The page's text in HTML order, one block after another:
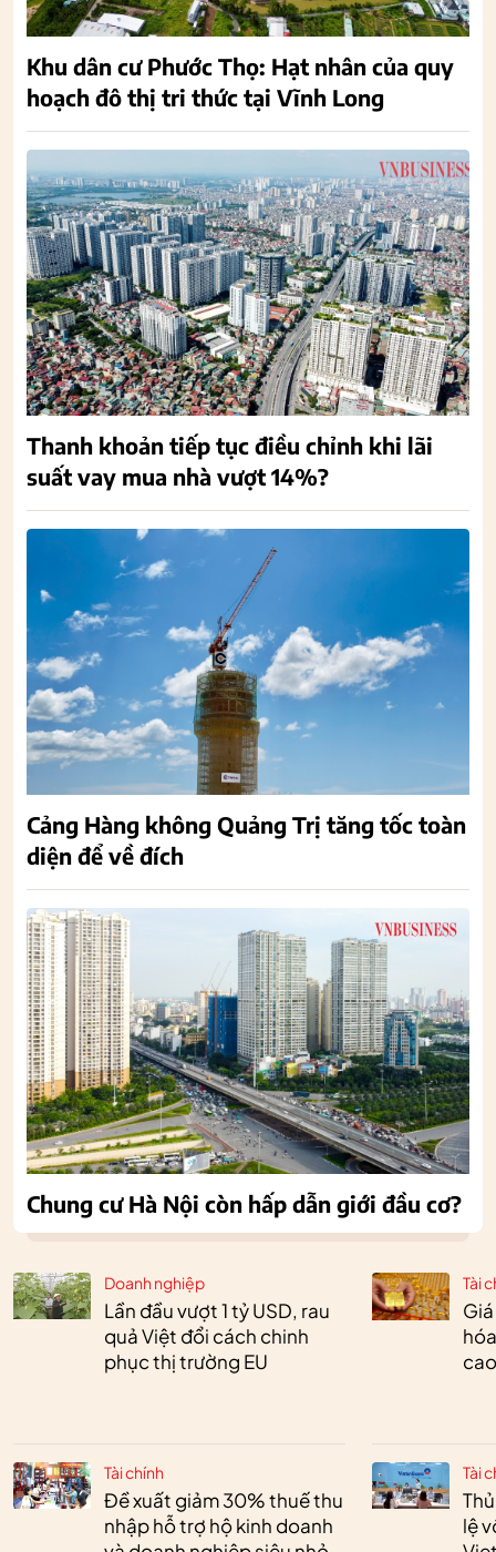
Doanh nghiệp
Lần đầu vượt 1 tỷ USD, rau
quả Việt đổi cách chinh
phục thị trường EU
Tài chính
Đề xuất giảm 30% thuế thu
nhập hỗ trợ hộ kinh doanh
Tài
Tài
lệ
Khu dân cư Phước Thọ: Hạt nhân của quy
hoạch đô thị tri thức tại Vĩnh Long
Thanh khoản tiếp tục điều chỉnh khi lãi
suất vay mua nhà vượt 14%?
Cảng Hàng không Quảng Trị tăng tốc toàn
diện để về đích
Chung cư Hà Nội còn hấp dẫn giới đầu cơ?